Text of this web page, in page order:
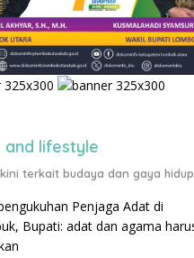
and lifestyle
terkait budaya dan gaya hidup